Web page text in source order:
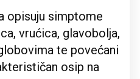
opisuju simptome
vrućica, glavobolja,
te povećani
osip na